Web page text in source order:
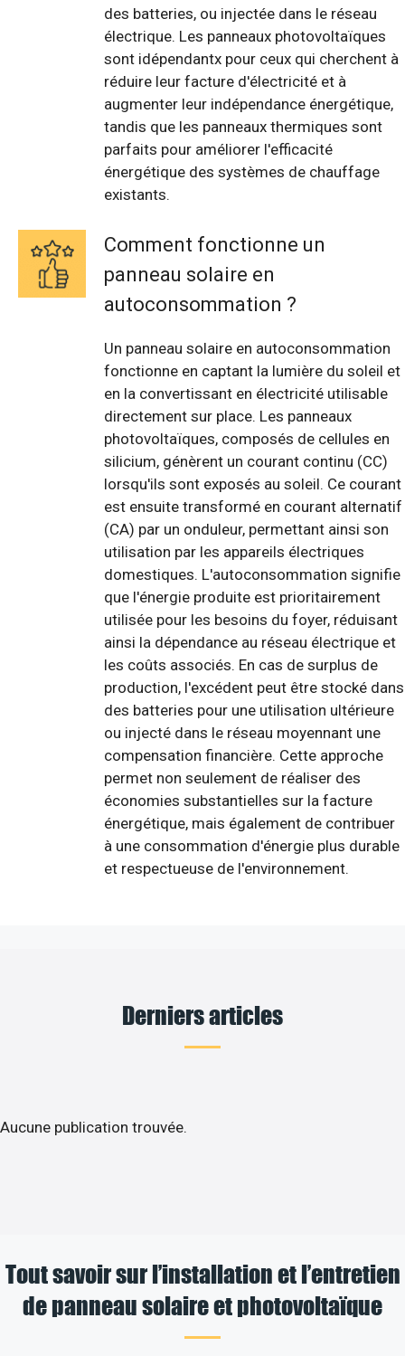
des batteries, ou injectée dans le réseau
électrique. Les panneaux photovoltaïques
sont idépendantx pour ceux qui cherchent à
réduire leur facture d'électricité et à
augmenter leur indépendance énergétique,
tandis que les panneaux thermiques sont
parfaits pour améliorer l'efficacité
énergétique des systèmes de chauffage
existants.
Comment fonctionne un
panneau solaire en
autoconsommation ?
Un panneau solaire en autoconsommation
fonctionne en captant la lumière du soleil et
en la convertissant en électricité utilisable
directement sur place. Les panneaux
photovoltaïques, composés de cellules en
silicium, génèrent un courant continu (CC)
lorsqu'ils sont exposés au soleil. Ce courant
est ensuite transformé en courant alternatif
(CA) par un onduleur, permettant ainsi son
utilisation par les appareils électriques
domestiques. L'autoconsommation signifie
que l'énergie produite est prioritairement
utilisée pour les besoins du foyer, réduisant
ainsi la dépendance au réseau électrique et
les coûts associés. En cas de surplus de
production, l'excédent peut être stocké dans
des batteries pour une utilisation ultérieure
ou injecté dans le réseau moyennant une
compensation financière. Cette approche
permet non seulement de réaliser des
économies substantielles sur la facture
énergétique, mais également de contribuer
à une consommation d'énergie plus durable
et respectueuse de l'environnement.
Derniers articles
Aucune publication trouvée.
Tout savoir sur l’installation et l’entretien
de panneau solaire et photovoltaïque